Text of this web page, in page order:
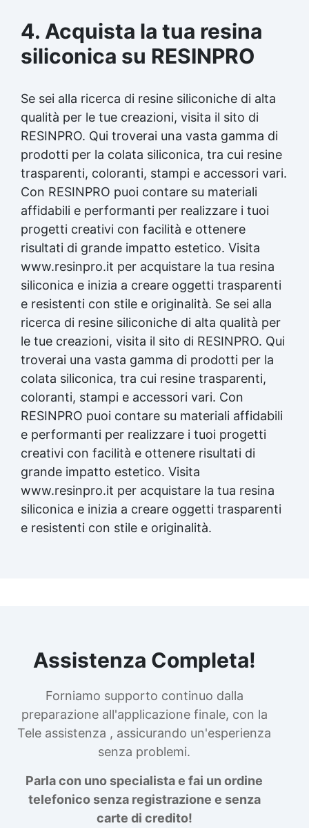
Silicone e tempi di asciugatura 15 articles ▸
Formine al silicone Calco silicone Silicone
bicomponente Silicone per calchi Olio di
silicone In quanto tempo asciuga il silicone
tempo per asciugare Silicone tempo
asciugatura Formine silicone In quanto
tempo si asciuga il silicone Olio di silicone
spray a cosa serve Silicone liquido
trasparente Olio siliconico Silicone olio See
all articles →
4. Acquista la tua resina
siliconica su RESINPRO
Se sei alla ricerca di resine siliconiche di alta
qualità per le tue creazioni, visita il sito di
RESINPRO. Qui troverai una vasta gamma di
prodotti per la colata siliconica, tra cui resine
trasparenti, coloranti, stampi e accessori vari.
Con RESINPRO puoi contare su materiali
affidabili e performanti per realizzare i tuoi
progetti creativi con facilità e ottenere
risultati di grande impatto estetico. Visita
www.resinpro.it per acquistare la tua resina
siliconica e inizia a creare oggetti trasparenti
e resistenti con stile e originalità. Se sei alla
ricerca di resine siliconiche di alta qualità per
le tue creazioni, visita il sito di RESINPRO. Qui
troverai una vasta gamma di prodotti per la
colata siliconica, tra cui resine trasparenti,
coloranti, stampi e accessori vari. Con
RESINPRO puoi contare su materiali affidabili
e performanti per realizzare i tuoi progetti
creativi con facilità e ottenere risultati di
grande impatto estetico. Visita
www.resinpro.it per acquistare la tua resina
siliconica e inizia a creare oggetti trasparenti
e resistenti con stile e originalità.
Assistenza Completa!
Forniamo supporto continuo dalla
preparazione all'applicazione finale, con la
Tele assistenza , assicurando un'esperienza
senza problemi.
Parla con uno specialista e fai un ordine
telefonico senza registrazione e senza
carte di credito!